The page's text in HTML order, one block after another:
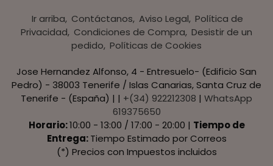
Ir arriba Contáctanos Aviso Legal Política de
Privacidad Condiciones de Compra Desistir de un
pedido Políticas de Cookies
Jose Hernandez Alfonso, 4 - Entresuelo- (Edificio San
Pedro) - 38003 Tenerife / Islas Canarias, Santa Cruz de
Tenerife - (España) | | +(34) 922212308 | WhatsApp
619375650
Horario:10:00 - 13:00 / 17:00 - 20:00 | Tiempo de
Entrega:Tiempo Estimado por Correos
(*) Precios con Impuestos incluidos